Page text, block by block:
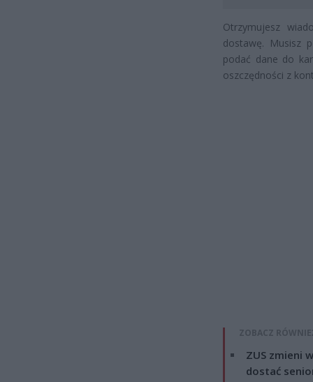
Otrzymujesz
dostawę. Musisz
podać dane do
oszczędności z
ZOBACZ
ZUS zmieni
dostać